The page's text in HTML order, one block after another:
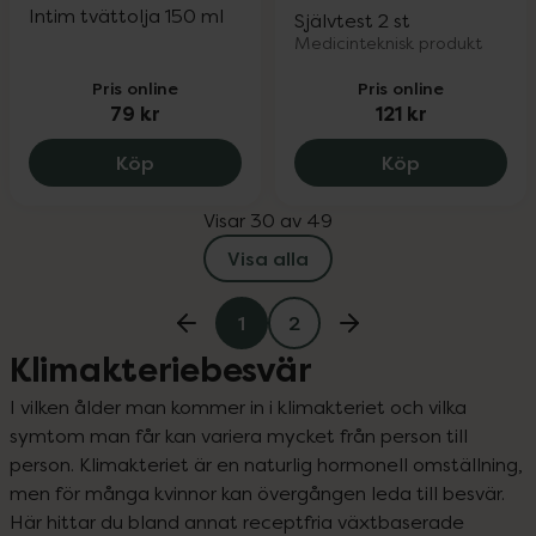
Intim tvättolja 150 ml
Pris online
79 kr
Köp Rfsu Intim Wash Oil, 79 kr.
Självtest 2 st
Medicinteknisk produkt
Pris online
121 kr
Köp RFSU
Visar 30 av 49
Visa alla
1 2
Klimakteriebesvär
I vilken ålder man kommer in i klimakteriet och vilka
symtom man får kan variera mycket från person till
person. Klimakteriet är en naturlig hormonell omställning,
men för många kvinnor kan övergången leda till besvär.
Här hittar du bland annat receptfria växtbaserade